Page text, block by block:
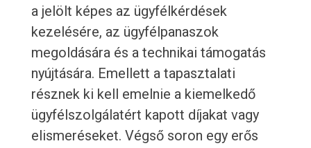
a jelölt képes az ügyfélkérdések
kezelésére, az ügyfélpanaszok
megoldására és a technikai támogatás
nyújtására. Emellett a tapasztalati
résznek ki kell emelnie a kiemelkedő
ügyfélszolgálatért kapott díjakat vagy
elismeréseket. Végső soron egy erős